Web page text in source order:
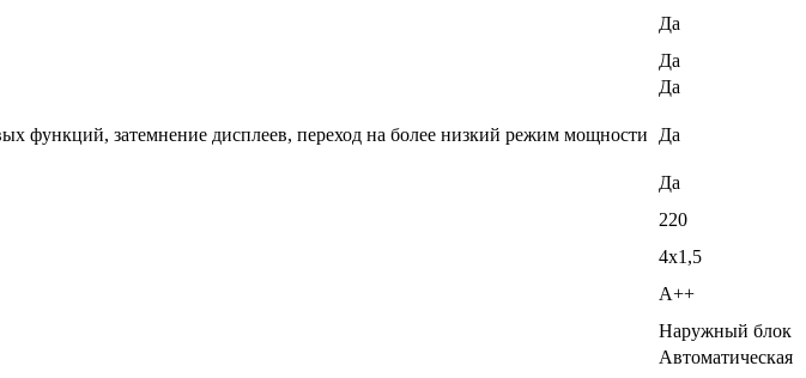
Да
Да
Да
функций, затемнение дисплеев, переход на более низкий режим мощности
Да
Да
220
4х1,5
A++
Наружный блок
Автоматическая